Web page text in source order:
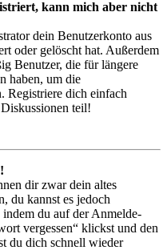
kann mich aber nicht
dein Benutzerkonto aus
oder gelöscht hat. Außerdem
Benutzer, die für längere
haben, um die
Registriere dich einfach
teil!
dir zwar dein altes
du kannst es jedoch
du auf der Anmelde-
vergessen“ klickst und den
du dich schnell wieder